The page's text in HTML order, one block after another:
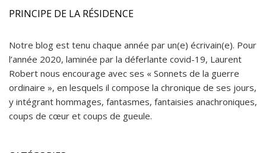
PRINCIPE DE LA RÉSIDENCE
Notre blog est tenu chaque année par un(e) écrivain(e). Pour
l’année 2020, laminée par la déferlante covid-19, Laurent
Robert nous encourage avec ses « Sonnets de la guerre
ordinaire », en lesquels il compose la chronique de ses jours,
y intégrant hommages, fantasmes, fantaisies anachroniques,
coups de cœur et coups de gueule.